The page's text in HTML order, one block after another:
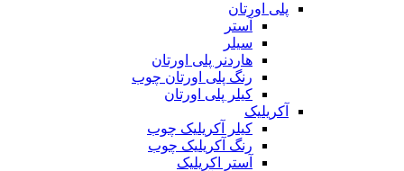
پلی اورتان
آستر
سیلر
هاردنر پلی اورتان
رنگ پلی اورتان چوب
کیلر پلی اورتان
آکریلیک
کیلر آکریلیک چوب
رنگ آکریلیک چوب
آستر اکریلیک